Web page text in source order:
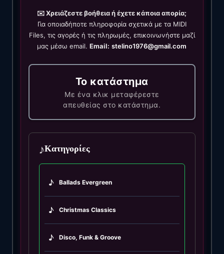
✉️ Χρειάζεστε βοήθεια ή έχετε κάποια απορία;
Για οποιαδήποτε πληροφορία σχετικά με τα MIDI
Files, τις αγορές ή τις πληρωμές, επικοινωνήστε μαζί
μας μέσω email.Email: stelino1976@gmail.com
Το κατάστημα
Με ένα κλικ μεταφέρεστε
απευθείας στο κατάστημα.
♪Κατηγορίες
♪ Ballads Evergreen
♪ Christmas Classics
♪ Disco, Funk & Groove